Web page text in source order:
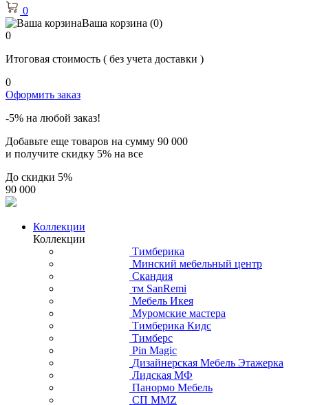
0
Ваша корзина (0)
0
Итоговая стоимость ( без учета доставки )
0
Оформить заказ
-5% на любой заказ!
Добавьте еще товаров на сумму 90 000
и получите скидку 5% на все
До скидки 5%
90 000
Коллекции
Коллекции
Тимберика
Минский мебельный центр
Скандия
тм SanRemi
Мебель Икея
Муромские мастера
Тимберика Кидс
Тимберс
Pin Magic
Дизайнерская Мебель Этажерка
Лидская МФ
Панормо Мебель
СП ММZ